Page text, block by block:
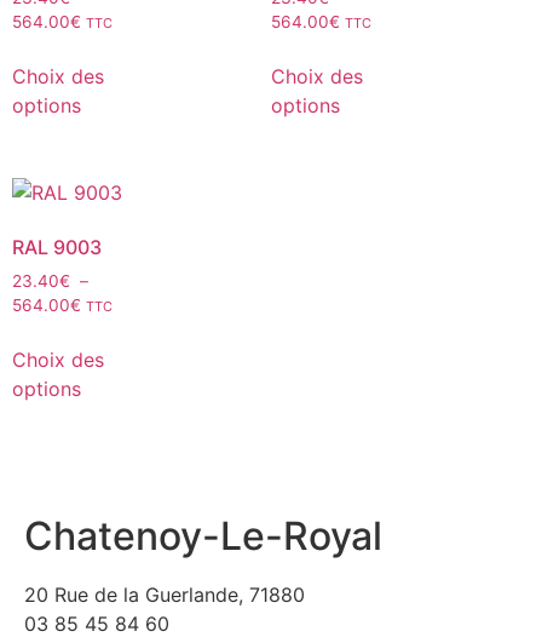
564.00€ TTC
Choix des
options
564.00€ TTC
Choix des
options
RAL 9003
23.40€ –
564.00€ TTC
Choix des
options
Chatenoy-Le-Royal
20 Rue de la Guerlande, 71880
03 85 45 84 60